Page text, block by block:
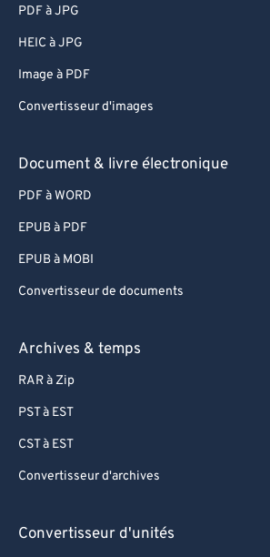
PDF à JPG
HEIC à JPG
Image à PDF
Convertisseur d'images
Document & livre électronique
PDF à WORD
EPUB à PDF
EPUB à MOBI
Convertisseur de documents
Archives & temps
RAR à Zip
PST à EST
CST à EST
Convertisseur d'archives
Convertisseur d'unités